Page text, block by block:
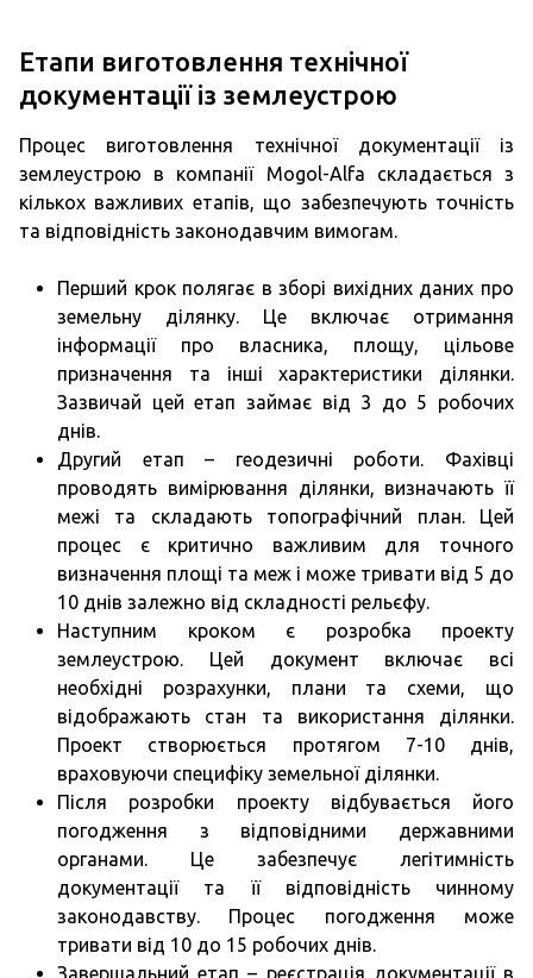
Етапи виготовлення технічної
документації із землеустрою
Процес виготовлення технічної документації із
землеустрою в компанії Mogol-Alfa складається з
кількох важливих етапів, що забезпечують точність
та відповідність законодавчим вимогам.
Перший крок полягає в зборі вихідних даних про
земельну ділянку. Це включає отримання
інформації про власника, площу, цільове
призначення та інші характеристики ділянки.
Зазвичай цей етап займає від 3 до 5 робочих
днів.
Другий етап – геодезичні роботи. Фахівці
проводять вимірювання ділянки, визначають її
межі та складають топографічний план. Цей
процес є критично важливим для точного
визначення площі та меж і може тривати від 5 до
10 днів залежно від складності рельєфу.
Наступним кроком є розробка проекту
землеустрою. Цей документ включає всі
необхідні розрахунки, плани та схеми, що
відображають стан та використання ділянки.
Проект створюється протягом 7-10 днів,
враховуючи специфіку земельної ділянки.
Після розробки проекту відбувається його
погодження з відповідними державними
органами. Це забезпечує легітимність
документації та її відповідність чинному
законодавству. Процес погодження може
тривати від 10 до 15 робочих днів.
Завершальний етап – реєстрація документації в